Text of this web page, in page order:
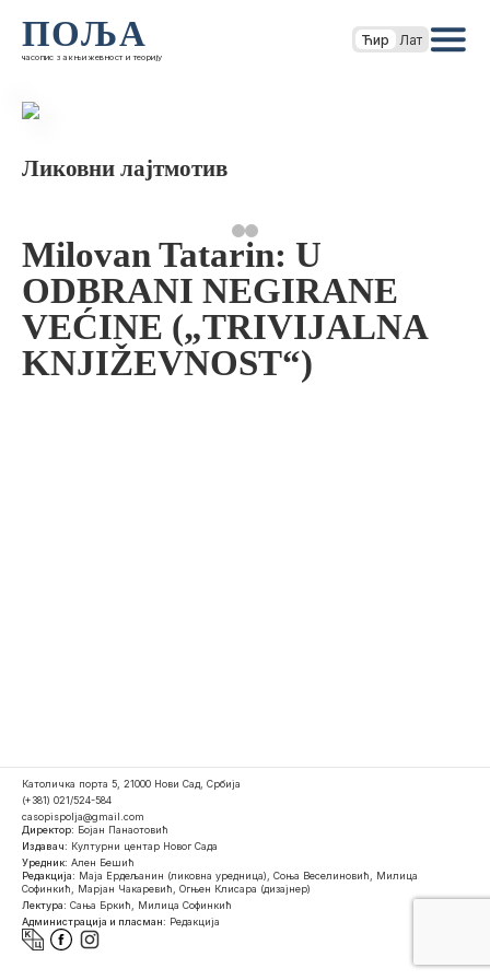
ПОЉА
часопис за књижевност и теорију
Ћир Лат
Ликовни лајтмотив
Milovan Tatarin: U
ODBRANI NEGIRANE
VEĆINE („TRIVIJALNA
KNJIŽEVNOST“)
Католичка порта 5, 21000 Нови Сад, Србија
(+381) 021/524-584
casopispolja@gmail.com
Директор: Бојан Панаотовић
Издавач: Културни центар Новог Сада
Уредник: Ален Бешић
Редакција: Маја Ердељанин (ликовна уредница), Соња Веселиновић, Милица
Софинкић, Марјан Чакаревић, Огњен Клисара (дизајнер)
Лектура: Сања Бркић, Милица Софинкић
Администрација и пласман: Редакција